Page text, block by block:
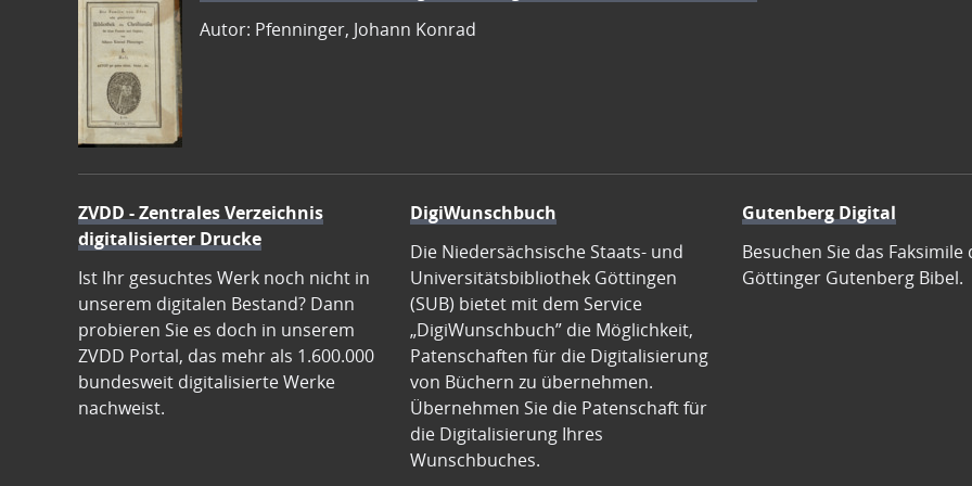
Autor: Pfenninger, Johann Konrad
ZVDD - Zentrales Verzeichnis
digitalisierter Drucke
Ist Ihr gesuchtes Werk noch nicht in
unserem digitalen Bestand? Dann
probieren Sie es doch in unserem
ZVDD Portal, das mehr als 1.600.000
bundesweit digitalisierte Werke
nachweist.
DigiWunschbuch
Die Niedersächsische Staats- und
Universitätsbibliothek Göttingen
(SUB) bietet mit dem Service
„DigiWunschbuch” die Möglichkeit,
Patenschaften für die Digitalisierung
von Büchern zu übernehmen.
Übernehmen Sie die Patenschaft für
die Digitalisierung Ihres
Wunschbuches.
Gutenberg Digital
Besuchen Sie das Faksimile
Göttinger Gutenberg Bibel.